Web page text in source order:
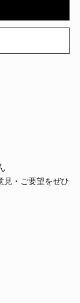
見・ご要望をぜひ